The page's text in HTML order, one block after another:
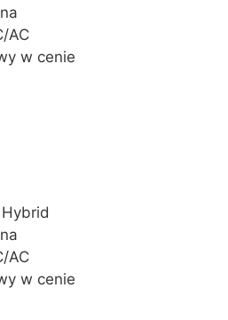
AC
w cenie
AC
w cenie